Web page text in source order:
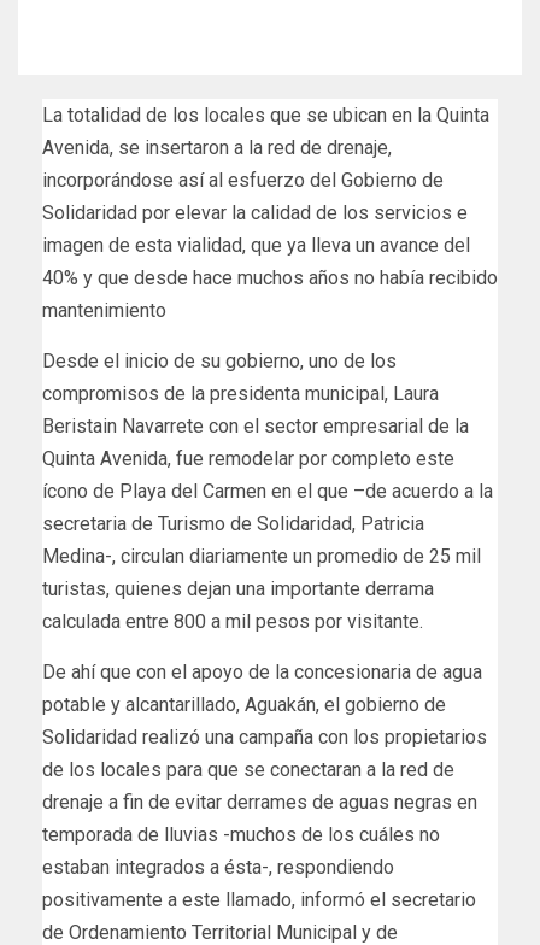
La totalidad de los locales que se ubican en la Quinta
Avenida, se insertaron a la red de drenaje,
incorporándose así al esfuerzo del Gobierno de
Solidaridad por elevar la calidad de los servicios e
imagen de esta vialidad, que ya lleva un avance del
40% y que desde hace muchos años no había recibido
mantenimiento
Desde el inicio de su gobierno, uno de los
compromisos de la presidenta municipal, Laura
Beristain Navarrete con el sector empresarial de la
Quinta Avenida, fue remodelar por completo este
ícono de Playa del Carmen en el que –de acuerdo a la
secretaria de Turismo de Solidaridad, Patricia
Medina-, circulan diariamente un promedio de 25 mil
turistas, quienes dejan una importante derrama
calculada entre 800 a mil pesos por visitante.
De ahí que con el apoyo de la concesionaria de agua
potable y alcantarillado, Aguakán, el gobierno de
Solidaridad realizó una campaña con los propietarios
de los locales para que se conectaran a la red de
drenaje a fin de evitar derrames de aguas negras en
temporada de lluvias -muchos de los cuáles no
estaban integrados a ésta-, respondiendo
positivamente a este llamado, informó el secretario
de Ordenamiento Territorial Municipal y de